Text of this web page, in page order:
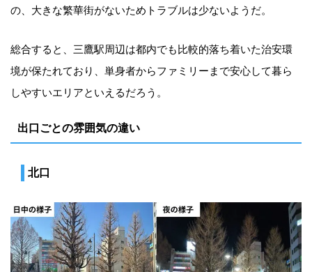
の、大きな繁華街がないためトラブルは少ないようだ。
総合すると、三鷹駅周辺は都内でも比較的落ち着いた治安環
境が保たれており、単身者からファミリーまで安心して暮ら
しやすいエリアといえるだろう。
出口ごとの雰囲気の違い
北口